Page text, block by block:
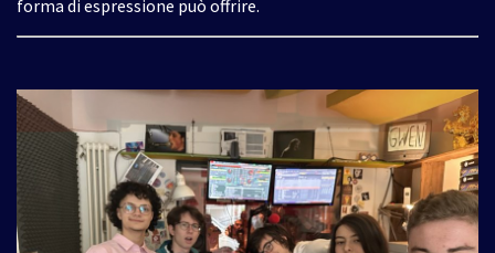
forma di espressione può offrire.